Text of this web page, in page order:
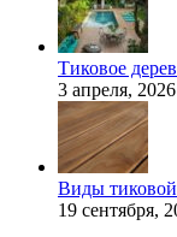
Тиковое
3 апреля, 2026
Виды
19 сентября,